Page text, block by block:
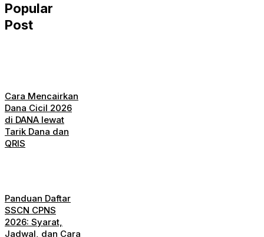
Popular
Post
Cara Mencairkan
Dana Cicil 2026
di DANA lewat
Tarik Dana dan
QRIS
Panduan Daftar
SSCN CPNS
2026: Syarat,
Jadwal, dan Cara